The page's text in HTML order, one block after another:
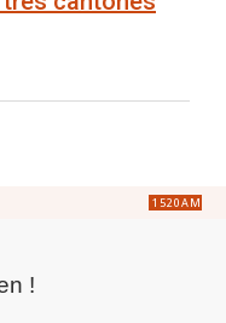
1520AM
!